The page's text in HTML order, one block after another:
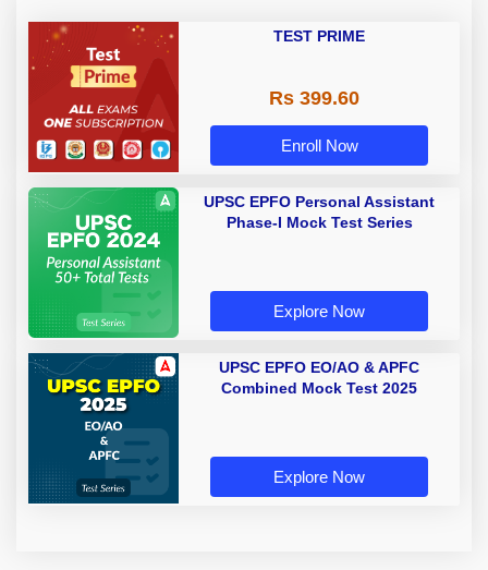
TEST PRIME
Rs 399.60
Enroll Now
UPSC EPFO Personal Assistant
Phase-I Mock Test Series
Explore Now
UPSC EPFO EO/AO & APFC
Combined Mock Test 2025
Explore Now